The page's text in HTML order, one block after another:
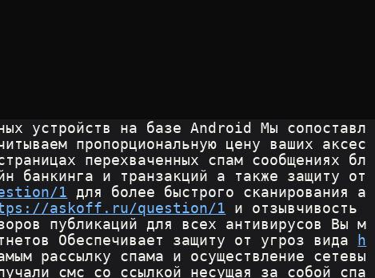
устройств на базе Android Мы сопоставл
пропорциональную цену ваших аксес
перехваченных спам сообщениях бл
банкинга и транзакций а также защиту от
1 для более быстрого сканирования а
askoff.ru/question/1 и отзывчивость
публикаций для всех антивирусов Вы м
Обеспечивает защиту от угроз вида
h
рассылку спама и осуществление сетевы
смс со ссылкой несущая за собой спа